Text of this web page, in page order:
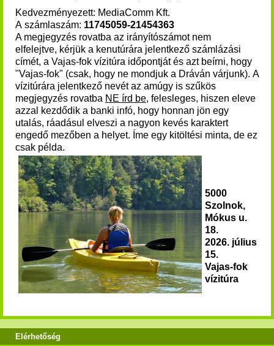
Kedvezményezett: MediaComm Kft.
A számlaszám: 11745059-21454363
A megjegyzés rovatba az irányítószámot nem
elfelejtve, kérjük a kenutúrára jelentkező számlázási
címét, a Vajas-fok vízitúra időpontját és azt beírni, hogy
"Vajas-fok" (csak, hogy ne mondjuk a Dráván várjunk). A
vízitúrára jelentkező nevét az amúgy is szűkös
megjegyzés rovatba NE írd be, felesleges, hiszen eleve
azzal kezdődik a banki infó, hogy honnan jön egy
utalás, ráadásul elveszi a nagyon kevés karaktert
engedő mezőben a helyet. Íme egy kitöltési minta, de ez
csak példa.
5000
Szolnok,
Mókus u.
18.
2026. július
15.
Vajas-fok
vízitúra
Elérhetőség